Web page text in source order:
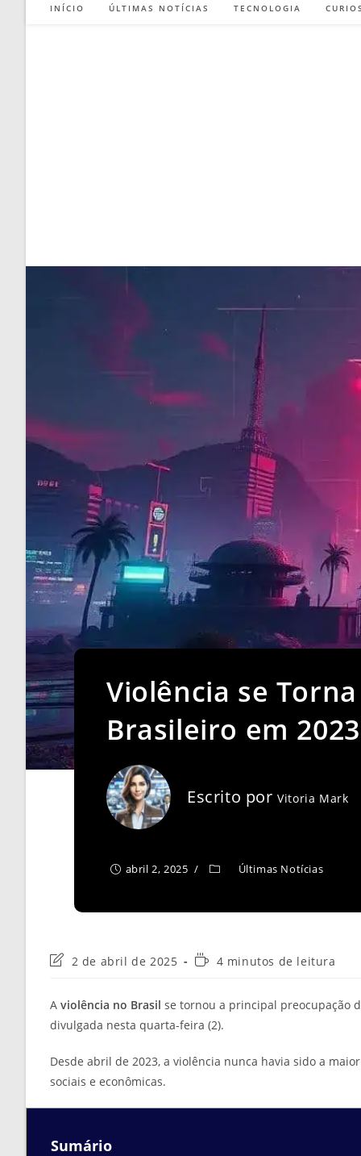
INÍCIO ÚLTIMAS NOTÍCIAS TECNOLOGIA
Violência se
Brasileiro em 2023
Escrito porVitoria Mark
abril 2, 2025 Últimas Notícias
Última
post:
2 de abril de 2025
Tempo4 minutos de leitura
A violência no Brasil se tornou a principal preocupação
divulgada nesta quarta-feira (2).
Desde abril de 2023, a violência nunca havia sido a
sociais e econômicas.
Sumário